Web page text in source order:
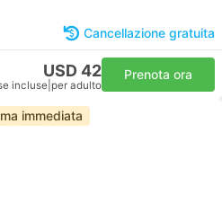
Cancellazione gratuita
USD 42
incluse per adulto
Prenota ora
immediata